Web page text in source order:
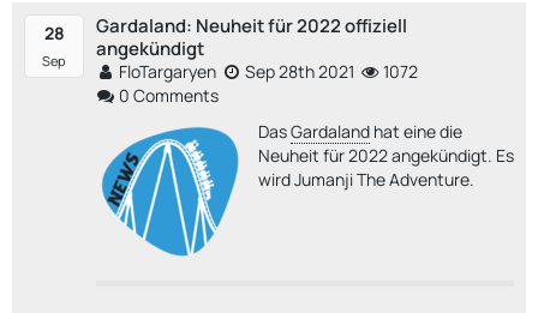
28
Sep
Gardaland: Neuheit für 2022 offiziell
angekündigt
FloTargaryen Sep 28th 2021
1072
0 Comments
DasGardaland hat eine die
Neuheit für 2022 angekündigt. Es
wird Jumanji The Adventure.